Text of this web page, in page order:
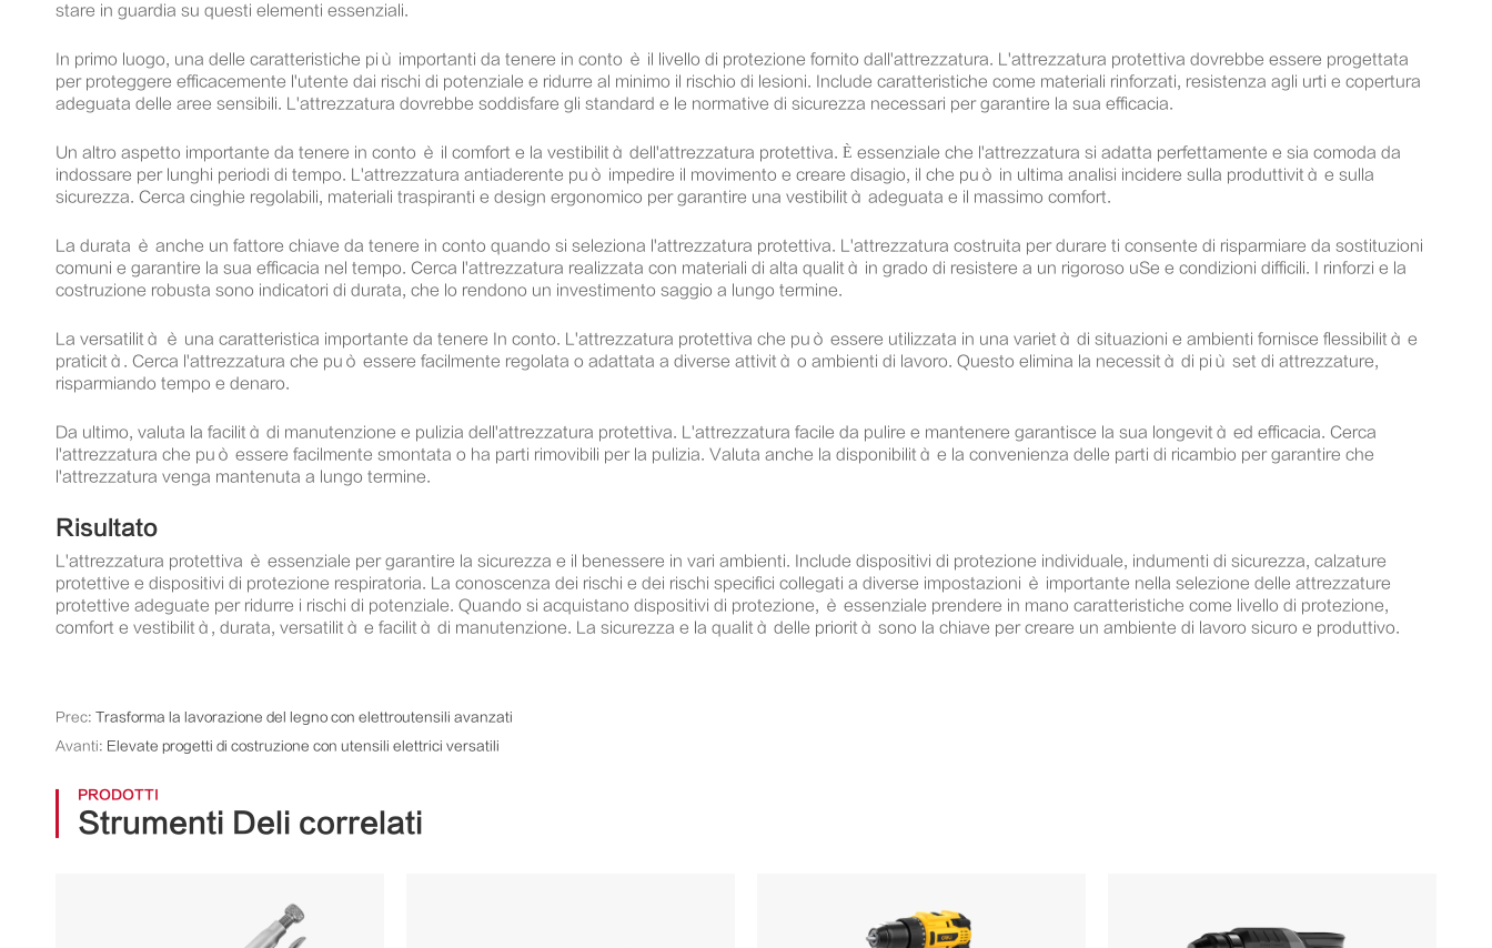
stare in guardia su questi elementi essenziali.
In primo luogo, una delle caratteristiche più importanti da tenere in conto è il livello di protezione fornito dall'attrezzatura. L'attrezzatura protettiva dovrebbe essere progettata
per proteggere efficacemente l'utente dai rischi di potenziale e ridurre al minimo il rischio di lesioni. Include caratteristiche come materiali rinforzati, resistenza agli urti e copertura
adeguata delle aree sensibili. L'attrezzatura dovrebbe soddisfare gli standard e le normative di sicurezza necessari per garantire la sua efficacia.
Un altro aspetto importante da tenere in conto è il comfort e la vestibilità dell'attrezzatura protettiva. È essenziale che l'attrezzatura si adatta perfettamente e sia comoda da
indossare per lunghi periodi di tempo. L'attrezzatura antiaderente può impedire il movimento e creare disagio, il che può in ultima analisi incidere sulla produttività e sulla
sicurezza. Cerca cinghie regolabili, materiali traspiranti e design ergonomico per garantire una vestibilità adeguata e il massimo comfort.
La durata è anche un fattore chiave da tenere in conto quando si seleziona l'attrezzatura protettiva. L'attrezzatura costruita per durare ti consente di risparmiare da sostituzioni
comuni e garantire la sua efficacia nel tempo. Cerca l'attrezzatura realizzata con materiali di alta qualità in grado di resistere a un rigoroso uSe e condizioni difficili. I rinforzi e la
costruzione robusta sono indicatori di durata, che lo rendono un investimento saggio a lungo termine.
La versatilità è una caratteristica importante da tenere In conto. L'attrezzatura protettiva che può essere utilizzata in una varietà di situazioni e ambienti fornisce flessibilità e
praticità. Cerca l'attrezzatura che può essere facilmente regolata o adattata a diverse attività o ambienti di lavoro. Questo elimina la necessità di più set di attrezzature,
risparmiando tempo e denaro.
Da ultimo, valuta la facilità di manutenzione e pulizia dell'attrezzatura protettiva. L'attrezzatura facile da pulire e mantenere garantisce la sua longevità ed efficacia. Cerca
l'attrezzatura che può essere facilmente smontata o ha parti rimovibili per la pulizia. Valuta anche la disponibilità e la convenienza delle parti di ricambio per garantire che
l'attrezzatura venga mantenuta a lungo termine.
Risultato
L'attrezzatura protettiva è essenziale per garantire la sicurezza e il benessere in vari ambienti. Include dispositivi di protezione individuale, indumenti di sicurezza, calzature
protettive e dispositivi di protezione respiratoria. La conoscenza dei rischi e dei rischi specifici collegati a diverse impostazioni è importante nella selezione delle attrezzature
protettive adeguate per ridurre i rischi di potenziale. Quando si acquistano dispositivi di protezione, è essenziale prendere in mano caratteristiche come livello di protezione,
comfort e vestibilità, durata, versatilità e facilità di manutenzione. La sicurezza e la qualità delle priorità sono la chiave per creare un ambiente di lavoro sicuro e produttivo.
Prec: Trasforma la lavorazione del legno con elettroutensili avanzati
Avanti: Elevate progetti di costruzione con utensili elettrici versatili
PRODOTTI
Strumenti Deli correlati